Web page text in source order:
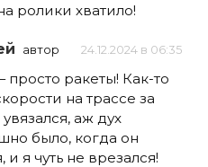
ролики хватило!
автор 24.12.2024 в 06:35
просто ракеты! Как-то
на трассе за
аж дух
было, когда он
и я чуть не врезался!